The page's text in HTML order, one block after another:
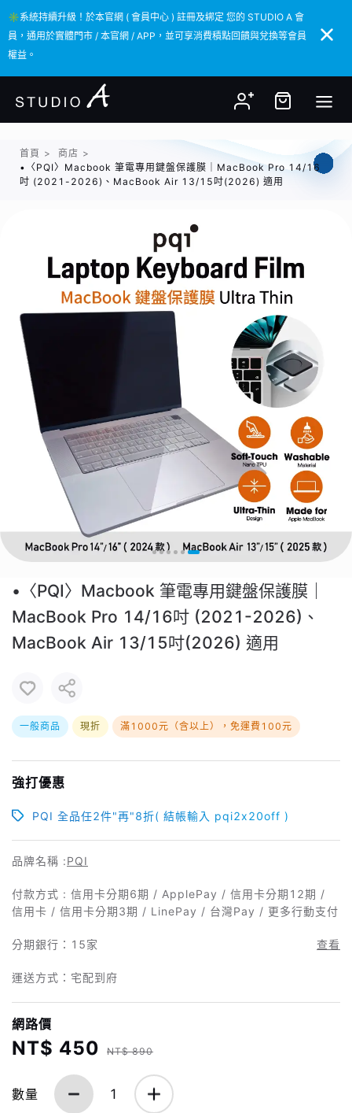
✳️系統持續升級！於本官網 ( 會員中心 ) 註冊及綁定 您的 STUDIO A 會
員，通用於實體門市 / 本官網 / APP，並可享消費積點回饋與兌換等會員
權益。
✳️系統持續升級！於本官網 ( 會員中心 ) 註冊及綁定 您的 STUDIO A 會
員，通用於實體門市 / 本官網 / APP，並可享消費積點回饋與兌換等會員
權益。
首頁 > 商店 >
•〈PQI〉Macbook 筆電專用鍵盤保護膜｜MacBook Pro 14/16
吋 (2021-2026)、MacBook Air 13/15吋(2026) 適用
•〈PQI〉Macbook 筆電專用鍵盤保護膜｜
MacBook Pro 14/16吋 (2021-2026)、
MacBook Air 13/15吋(2026) 適用
一般商品 現折 滿1000元（含以上），免運費100元
強打優惠
PQI 全品任2件"再"8折( 結帳輸入 pqi2x20off )
品牌名稱 :PQI
付款方式 : 信用卡分期6期 / ApplePay / 信用卡分期12期 /
信用卡 / 信用卡分期3期 / LinePay / 台灣Pay / 更多行動支付
分期銀行： 15家 查看
運送方式：宅配到府
網路價
NT$ 450 NT$ 890
數量 1